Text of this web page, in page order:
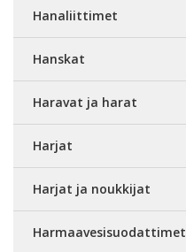
Hanaliittimet
Hanskat
Haravat ja harat
Harjat
Harjat ja noukkijat
Harmaavesisuodattimet